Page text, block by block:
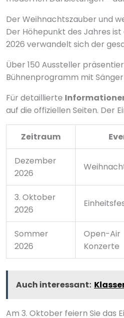
Der Weihnachtszauber und
Der Höhepunkt des Jahres ist
2026 verwandelt sich der
Über 150 Aussteller
Bühnenprogramm mit
Für detaillierte
auf die offiziellen Seiten. Der
Zeitraum
Dezember
2026
3. Oktober
2026
Sommer
2026
Open-Air
Konzerte
Auch interessant:
Am 3. Oktober feiern Sie das